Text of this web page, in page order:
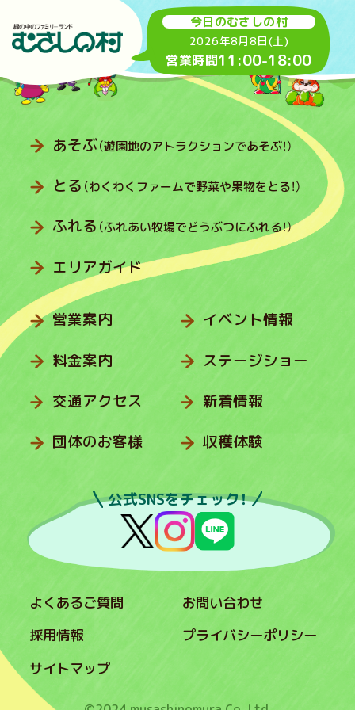
今日のむさしの村
2026年8月8日(土)
営業時間11:00-18:00
あそぶ（遊園地のアトラクションであそぶ！）
とる （わくわくファームで野菜や果物をとる！）
ふれる （ふれあい牧場でどうぶつにふれる！）
エリアガイド
営業案内
料金案内
交通アクセス
団体のお客様
イベント情報
ステージショー
新着情報
収穫体験
公式SNSをチェック！
よくあるご質問
お問い合わせ
採用情報
プライバシーポリシー
サイトマップ